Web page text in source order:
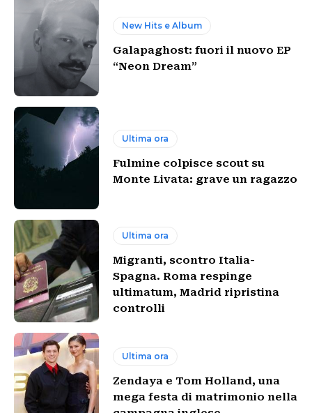
New Hits e Album
Galapaghost: fuori il nuovo EP
“Neon Dream”
Ultima ora
Fulmine colpisce scout su
Monte Livata: grave un ragazzo
Ultima ora
Migranti, scontro Italia-
Spagna. Roma respinge
ultimatum, Madrid ripristina
controlli
Ultima ora
Zendaya e Tom Holland, una
mega festa di matrimonio nella